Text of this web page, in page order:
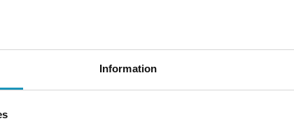
Information
mer information.